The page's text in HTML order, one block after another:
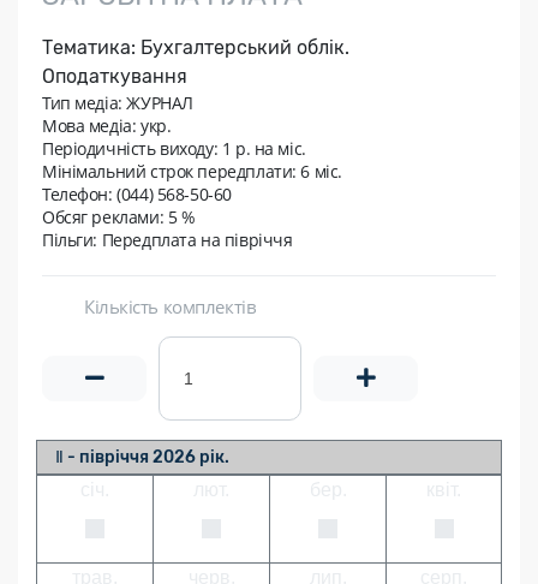
Тематика: Бухгалтерський облік.
Оподаткування
Тип медіа: ЖУРНАЛ
Мова медіа: укр.
Періодичність виходу: 1 р. на мic.
Мінімальний строк передплати:6 міс.
Телефон: (044) 568-50-60
Обсяг реклами: 5 %
Пільги: Передплата на півріччя
Кількість комплектів
Ⅱ - півріччя 2026 рік.